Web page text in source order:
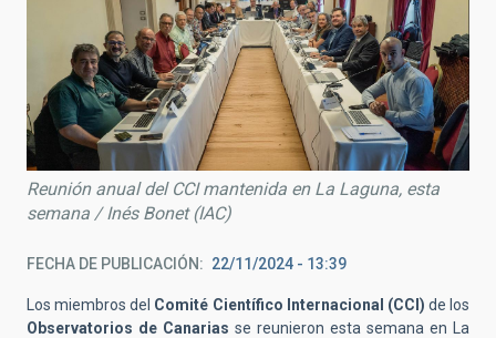
Reunión anual del CCI mantenida en La Laguna, esta
semana / Inés Bonet (IAC)
FECHA DE PUBLICACIÓN 22/11/2024 - 13:39
Los miembros del Comité Científico Internacional (CCI) de los
Observatorios de Canarias se reunieron esta semana en La